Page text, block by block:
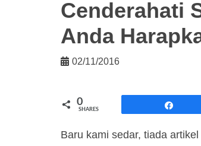
Cenderahati
Anda
02/11/2016
0
SHARES
Baru kami sedar, tiada